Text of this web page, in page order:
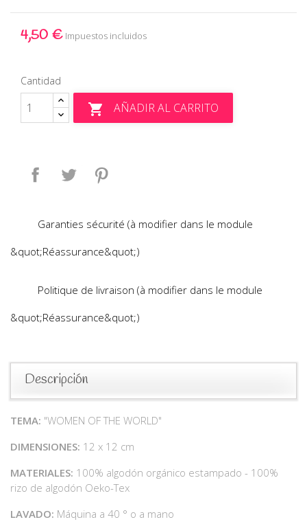
4,50 € Impuestos incluidos
Cantidad
 AÑADIR AL CARRITO
CompartirTuitear
Garanties sécurité (à modifier dans le module
&quot;Réassurance&quot;)
Politique de livraison (à modifier dans le module
&quot;Réassurance&quot;)
Descripción
TEMA: "WOMEN OF THE WORLD"
DIMENSIONES: 12 x 12 cm
MATERIALES: 100% algodón orgánico estampado - 100%
rizo de algodón Oeko-Tex
LAVADO: Máquina a 40 ° o a mano